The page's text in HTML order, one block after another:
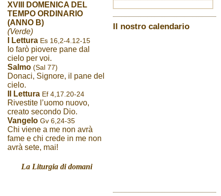
XVIII DOMENICA DEL
TEMPO ORDINARIO
(ANNO B)
(Verde)
I Lettura Es 16,2-4.12-15
Io farò piovere pane dal
cielo per voi.
Salmo (Sal 77)
Donaci, Signore, il pane del
cielo.
II Lettura Ef 4,17.20-24
Rivestite l’uomo nuovo,
creato secondo Dio.
Vangelo Gv 6,24-35
Chi viene a me non avrà
fame e chi crede in me non
avrà sete, mai!
La Liturgia di domani
Il nostro calendario